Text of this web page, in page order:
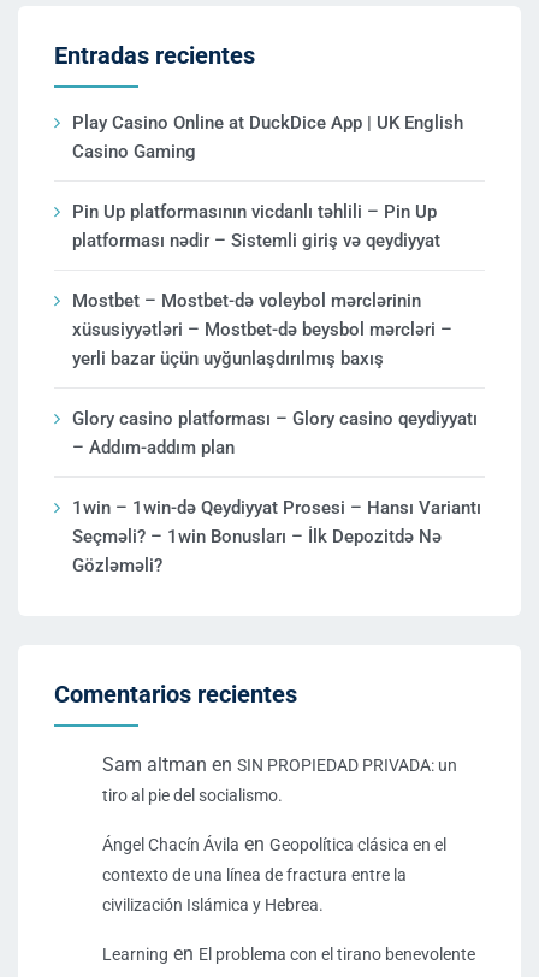
Entradas recientes
Play Casino Online at DuckDice App | UK English
Casino Gaming
Pin Up platformasının vicdanlı təhlili – Pin Up
platforması nədir – Sistemli giriş və qeydiyyat
Mostbet – Mostbet-də voleybol mərclərinin
xüsusiyyətləri – Mostbet-də beysbol mərcləri –
yerli bazar üçün uyğunlaşdırılmış baxış
Glory casino platforması – Glory casino qeydiyyatı
– Addım-addım plan
1win – 1win-də Qeydiyyat Prosesi – Hansı Variantı
Seçməli? – 1win Bonusları – İlk Depozitdə Nə
Gözləməli?
Comentarios recientes
Sam altman en SIN PROPIEDAD PRIVADA: un
tiro al pie del socialismo.
Ángel Chacín Ávila en Geopolítica clásica en el
contexto de una línea de fractura entre la
civilización Islámica y Hebrea.
Learning en El problema con el tirano benevolente